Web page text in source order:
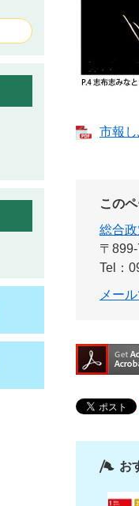
市報
この
総合
〒
Tel：
メー
お